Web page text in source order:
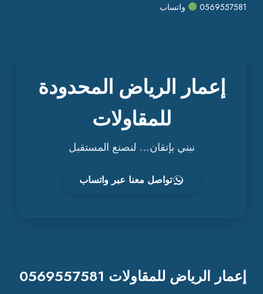
0569557581
واتساب
إعمار الرياض المحدودة
للمقاولات
نبني بإتقان… لنصنع المستقبل
تواصل معنا عبر واتساب
إعمار الرياض للمقاولات 0569557581